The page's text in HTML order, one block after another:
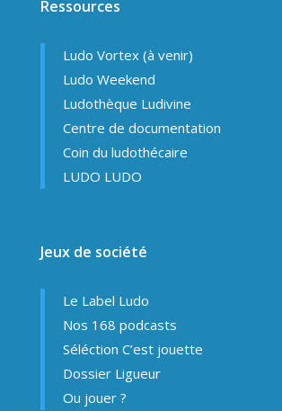
Ressources
Ludo Vortex (à venir)
Ludo Weekend
Ludothèque Ludivine
Centre de documentation
Coin du ludothécaire
LUDO LUDO
Jeux de société
Le Label Ludo
Nos 168 podcasts
Séléction C’est jouette
Dossier Ligueur
Ou jouer ?